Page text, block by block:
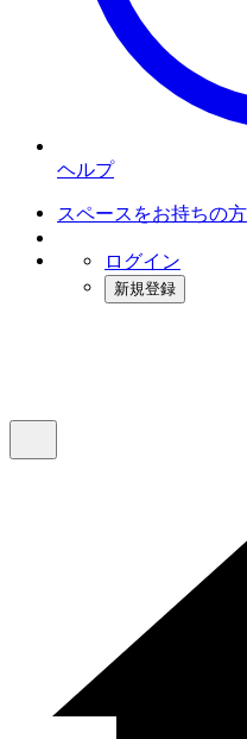
ヘルプ
スペースをお持ちの方
ログイン
新規登録